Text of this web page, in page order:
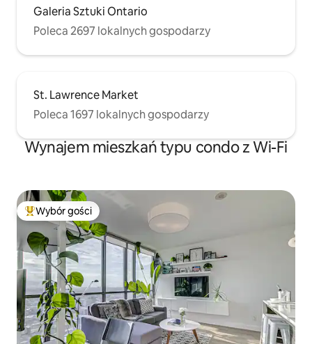
Galeria Sztuki Ontario
Poleca 2697 lokalnych gospodarzy
St. Lawrence Market
Poleca 1697 lokalnych gospodarzy
Wynajem mieszkań typu condo z Wi-Fi
Najpopularniejsze z kategorii Wybór gości
Wybór gości